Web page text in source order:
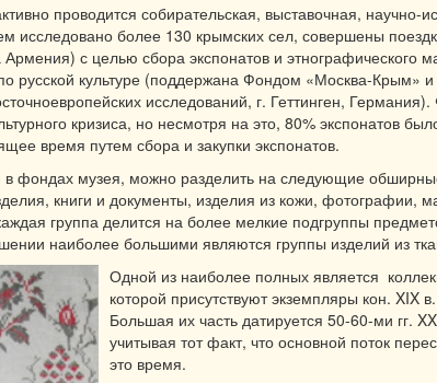
проводится собирательская, выставочная, научно-
исследовано более 130 крымских сел, совершены
Армения) с целью сбора экспонатов и
русской культуре (поддержана Фондом «Москва-Крым»
исследований, г. Геттинген,
кризиса, но несмотря на это, 80% экспонатов
время путем сбора и закупки экспонатов.
фондах музея, можно разделить на следующие
книги и документы, изделия из кожи, фотографии,
группа делится на более мелкие подгруппы
наиболее большими являются группы изделий из
​Одной из наиболее полных является
которой присутствуют экземпляры кон. XIX
Большая их часть датируется 50-60-ми гг.
учитывая тот факт, что основной поток
это время.